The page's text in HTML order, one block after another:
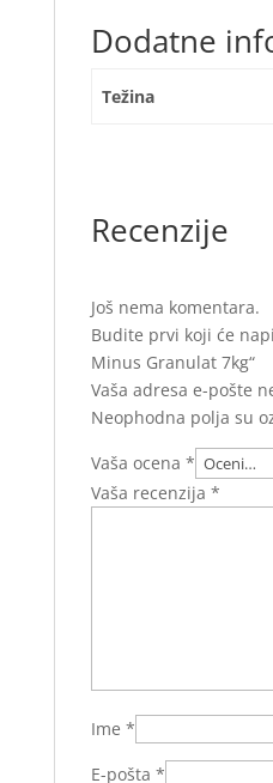
Dodatne
Težina
Recenzije
Još nema komentara.
Budite prvi koji će
Minus Granulat 7kg“
Vaša adresa e-pošte
Neophodna polja su
Vaša ocena *
Vaša recenzija *
Ime *
E-pošta *